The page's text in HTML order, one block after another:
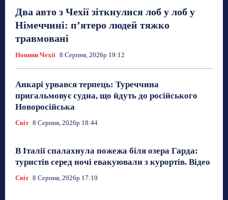
Два авто з Чехії зіткнулися лоб у лоб у
Німеччині: п’ятеро людей тяжко
травмовані
Новини Чехії 8 Серпня, 2026р 19:12
Анкарі урвався терпець: Туреччина
пригальмовує судна, що йдуть до російського
Новоросійська
Світ 8 Серпня, 2026р 18:44
В Італії спалахнула пожежа біля озера Гарда:
туристів серед ночі евакуювали з курортів. Відео
Світ 8 Серпня, 2026р 17:19